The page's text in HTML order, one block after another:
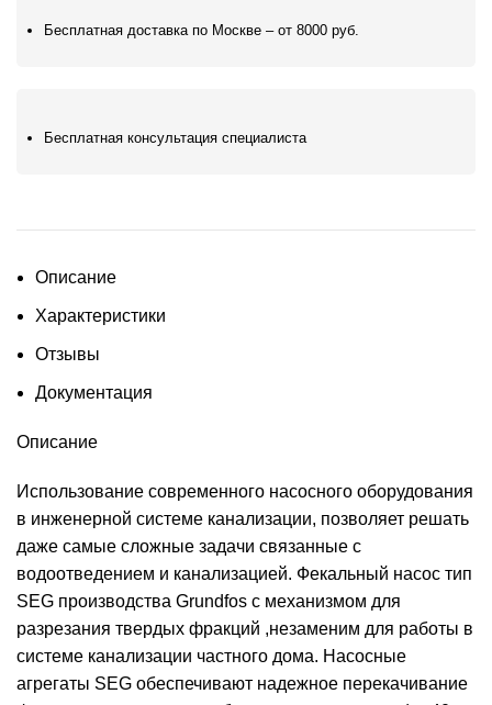
Бесплатная доставка по Москве – от 8000 руб.
Бесплатная консультация специалиста
Описание
Характеристики
Отзывы
Документация
Описание
Использование современного насосного оборудования
в инженерной системе канализации, позволяет решать
даже самые сложные задачи связанные с
водоотведением и канализацией. Фекальный насос тип
SEG производства Grundfos с механизмом для
разрезания твердых фракций ,незаменим для работы в
системе канализации частного дома. Насосные
агрегаты SEG обеспечивают надежное перекачивание